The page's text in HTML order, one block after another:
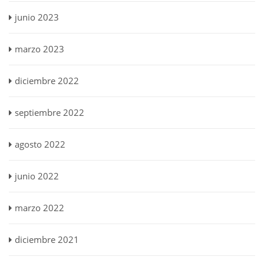
junio 2023
marzo 2023
diciembre 2022
septiembre 2022
agosto 2022
junio 2022
marzo 2022
diciembre 2021